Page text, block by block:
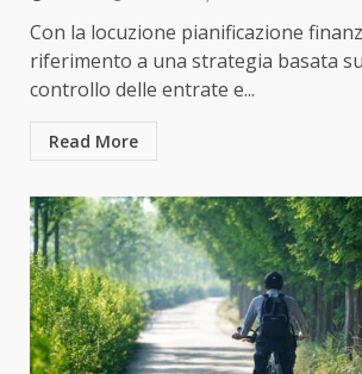
Con la locuzione pianificazione
riferimento a una strategia basata
controllo delle entrate e...
Read More